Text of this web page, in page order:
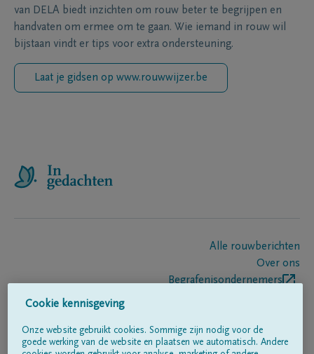
van DELA biedt inzichten om rouw beter te begrijpen en
handvaten om ermee om te gaan. Wie iemand in rouw wil
bijstaan vindt er tips voor extra ondersteuning.
Laat je gidsen op www.rouwwijzer.be
Alle rouwberichten
Over ons
Begrafenisondernemers
Volg ons op
Cookie kennisgeving
Onze website gebruikt cookies. Sommige zijn nodig voor de
goede werking van de website en plaatsen we automatisch. Andere